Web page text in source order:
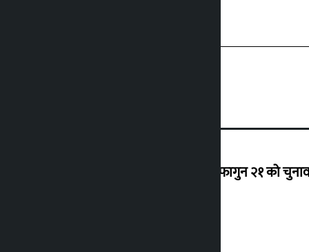
‘राजसंस्था हटेदेखि नेपाललाई दशा लाग्यो, फागुन २१ को चुनाव